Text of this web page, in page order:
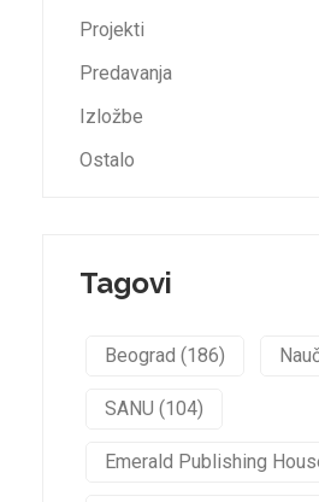
Projekti
Predavanja
Izložbe
Ostalo
Tagovi
Beograd (186)
SANU (104)
Emerald Publishing